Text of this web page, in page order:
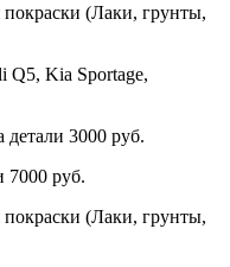
(Лаки, грунты,
Kia Sportage,
детали 3000 руб.
7000 руб.
(Лаки, грунты,